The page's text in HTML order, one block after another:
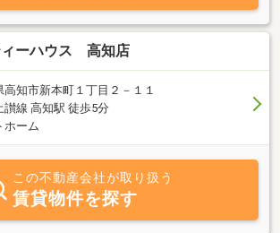
ィーハウス 高知店
高知市新本町１丁目２－１１
讃線 高知駅 徒歩5分
ホーム
この不動産会社が取り扱う
賃貸物件を探す